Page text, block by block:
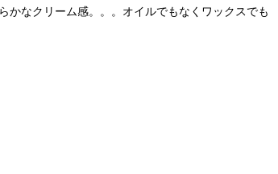
なクリーム感。。。オイルでもなくワックスでも